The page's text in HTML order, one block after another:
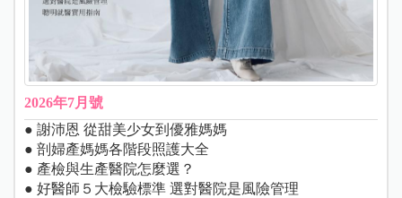
2026年7月號
● 謝沛恩 從甜美少女到優雅媽媽
● 剖婦產媽媽各階段照護大全
● 產檢與生產醫院怎麼選？
● 好醫師５大檢驗標準 選對醫院是風險管理